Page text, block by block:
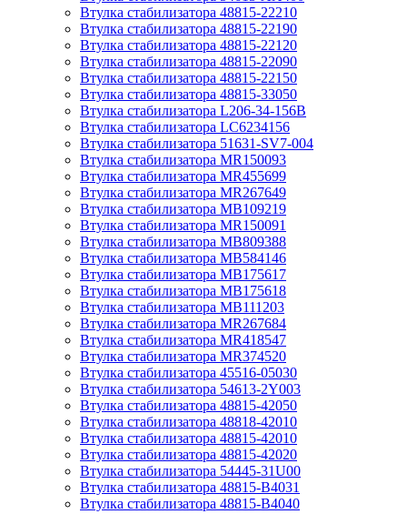
Втулка стабилизатора 48815-22210
Втулка стабилизатора 48815-22190
Втулка стабилизатора 48815-22120
Втулка стабилизатора 48815-22090
Втулка стабилизатора 48815-22150
Втулка стабилизатора 48815-33050
Втулка стабилизатора L206-34-156B
Втулка стабилизатора LC6234156
Втулка стабилизатора 51631-SV7-004
Втулка стабилизатора MR150093
Втулка стабилизатора MR455699
Втулка стабилизатора MR267649
Втулка стабилизатора MB109219
Втулка стабилизатора MR150091
Втулка стабилизатора MB809388
Втулка стабилизатора MB584146
Втулка стабилизатора MB175617
Втулка стабилизатора MB175618
Втулка стабилизатора MB111203
Втулка стабилизатора MR267684
Втулка стабилизатора MR418547
Втулка стабилизатора MR374520
Втулка стабилизатора 45516-05030
Втулка стабилизатора 54613-2Y003
Втулка стабилизатора 48815-42050
Втулка стабилизатора 48818-42010
Втулка стабилизатора 48815-42010
Втулка стабилизатора 48815-42020
Втулка стабилизатора 54445-31U00
Втулка стабилизатора 48815-B4031
Втулка стабилизатора 48815-B4040